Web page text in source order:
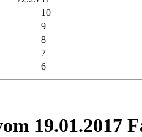
10
9
8
7
6
19.01.2017